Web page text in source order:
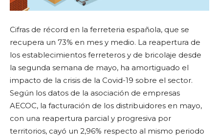
Cifras de récord en la ferreteria española, que se
recupera un 73% en mes y medio. La reapertura de
los establecimientos ferreteros y de bricolaje desde
la segunda semana de mayo, ha amortiguado el
impacto de la crisis de la Covid-19 sobre el sector.
Según los datos de la asociación de empresas
AECOC, la facturación de los distribuidores en mayo,
con una reapertura parcial y progresiva por
territorios, cayó un 2,96% respecto al mismo periodo